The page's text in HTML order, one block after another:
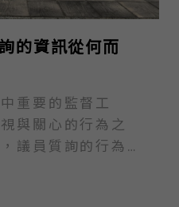
的資訊從何而
重要的監督工
與關心的行為之
議員質詢的行為
禮物，以諷刺他